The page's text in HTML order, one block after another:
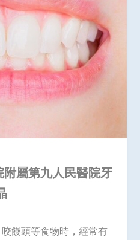
屬第九人民醫院牙
饅頭等食物時，經常有